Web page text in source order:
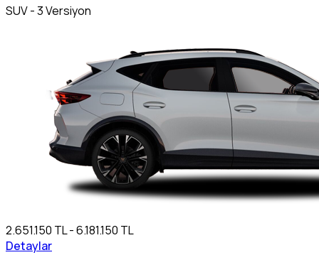
SUV - 3 Versiyon
2.651.150 TL - 6.181.150 TL
Detaylar